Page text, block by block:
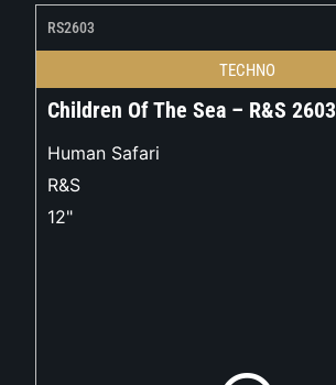
RS2603
TECHNO
Children Of The Sea – R&S 2603
Human Safari
R&S
12"